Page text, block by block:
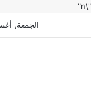
"\n"
الجمعة,